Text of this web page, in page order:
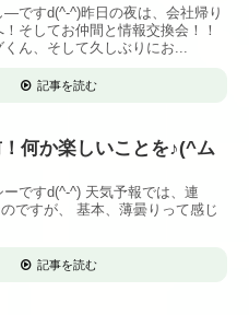
ですd(^-^)昨日の夜は、会社帰り
そしてお仲間と情報交換会！！
ん、そして久しぶりにお...
記事を読む
何か楽しいことを♪(^ム
ですd(^-^) 天気予報では、連
ですが、 基本、薄曇りって感じ
記事を読む